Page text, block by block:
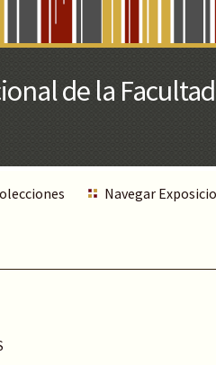
Navegar